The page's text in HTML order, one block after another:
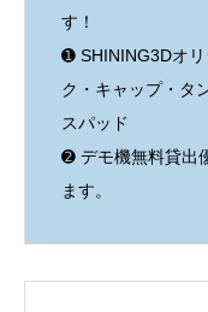
す！
➊ SHINING3Dオリ
ク・キャップ・タ
スパッド
➋ デモ機無料貸出
ます。